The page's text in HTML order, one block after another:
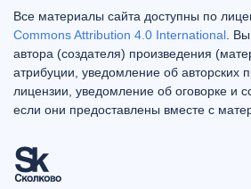
Все материалы сайта доступны по
Commons Attribution 4.0 International .
автора (создателя) произведения
атрибуции, уведомление об авторских
лицензии, уведомление об оговорке и
если они предоставлены вместе с